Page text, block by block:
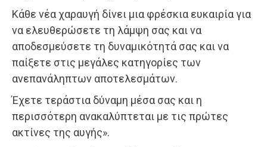
Κάθε νέα χαραυγή δίνει μια φρέσκια ευκαιρία για
να ελευθερώσετε τη λάμψη σας και να
αποδεσμεύσετε τη δυναμικότητά σας και να
παίξετε στις μεγάλες κατηγορίες των
ανεπανάληπτων αποτελεσμάτων.
Έχετε τεράστια δύναμη μέσα σας και η
περισσότερη ανακαλύπτεται με τις πρώτες
ακτίνες της αυγής».